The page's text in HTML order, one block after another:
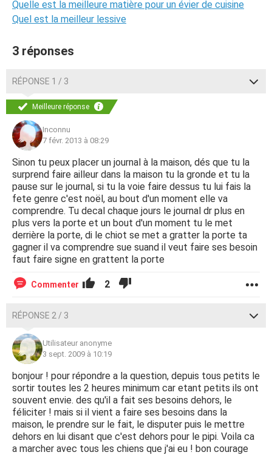
Quelle est la meilleure matière pour un évier de cuisine
Quel est la meilleur lessive
3 réponses
RÉPONSE 1 / 3
Meilleure réponse
Inconnu
7 févr. 2013 à 08:29
Sinon tu peux placer un journal à la maison, dés que tu la
surprend faire ailleur dans la maison tu la gronde et tu la
pause sur le journal, si tu la voie faire dessus tu lui fais la
fete genre c'est noël, au bout d'un moment elle va
comprendre. Tu decal chaque jours le journal dr plus en
plus vers la porte et un bout d'un moment tu le met
derrière la porte, di le chiot se met a gratter la porte ta
gagner il va comprendre sue suand il veut faire ses besoin
faut faire signe en grattent la porte
Commenter 2
RÉPONSE 2 / 3
Utilisateur anonyme
3 sept. 2009 à 10:19
bonjour ! pour répondre a la question, depuis tous petits le
sortir toutes les 2 heures minimum car etant petits ils ont
souvent envie. des qu'il a fait ses besoins dehors, le
féliciter ! mais si il vient a faire ses besoins dans la
maison, le prendre sur le fait, le disputer puis le mettre
dehors en lui disant que c'est dehors pour le pipi. Voila ca
a marcher avec tous les chiens que j'ai eu ! bon courage